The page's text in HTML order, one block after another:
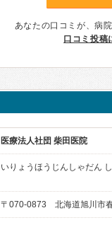
あなたの口コミが、病
口コミ投稿
医療法人社団 柴田医院
いりょうほうじんしゃだん
〒070-0873 北海道旭川市